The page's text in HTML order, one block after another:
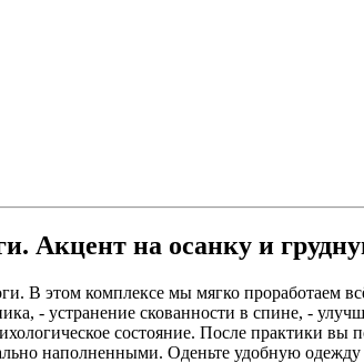
Акцент на осанку и
В этом комплексе мы мягко проработаем
- устранение скованности в спине, -
состояние. После практики вы
наполненными. Оденьте удобную